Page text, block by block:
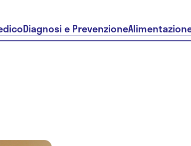
Diagnosi e Prevenzione